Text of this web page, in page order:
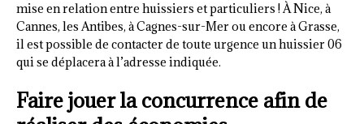
mise en relation entre huissiers et particuliers ! À Nice, à
Cannes, les Antibes, à Cagnes-sur-Mer ou encore à Grasse,
il est possible de contacter de toute urgence un huissier 06
qui se déplacera à l’adresse indiquée.
Faire jouer la concurrence afin de